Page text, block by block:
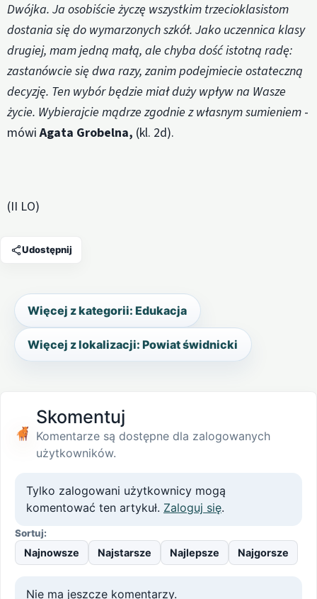
Dwójka. Ja osobiście życzę wszystkim trzecioklasistom
dostania się do wymarzonych szkół. Jako uczennica klasy
drugiej, mam jedną małą, ale chyba dość istotną radę:
zastanówcie się dwa razy, zanim podejmiecie ostateczną
decyzję. Ten wybór będzie miał duży wpływ na Wasze
życie. Wybierajcie mądrze zgodnie z własnym sumieniem -
mówiAgata Grobelna, (kl. 2d).
(II LO)
Udostępnij
Więcej z kategorii: Edukacja
Więcej z lokalizacji: Powiat świdnicki
Skomentuj
Komentarze są dostępne dla zalogowanych
użytkowników.
Tylko zalogowani użytkownicy mogą
komentować ten artykuł. Zaloguj się.
Sortuj:
Najnowsze Najstarsze Najlepsze Najgorsze
Nie ma jeszcze komentarzy.